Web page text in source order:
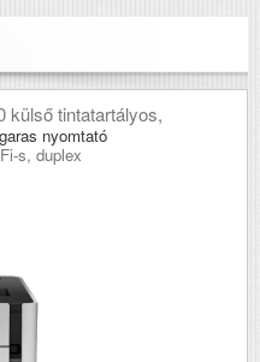
külső tintatartályos,
nyomtató
s, duplex